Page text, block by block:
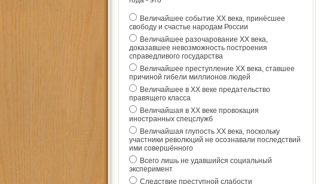
Величайшее событие ХХ века, принёсшее
свободу и счастье народам России
Величайшее разочарование ХХ века,
доказавшее невозможность построения
справедливого государства
Величайшее преступление ХХ века, ставшее
причиной гибели миллионов людей
Величайшее в ХХ веке предательство
правящего класса
Величайшая в ХХ веке провокация
иностранных спецслужб
Величайшая глупость ХХ века, поскольку
участники революций не осознавали последствий
ими совершённого
Всего лишь не удавшийся социальный
эксперимент
Следствие преступной слабости